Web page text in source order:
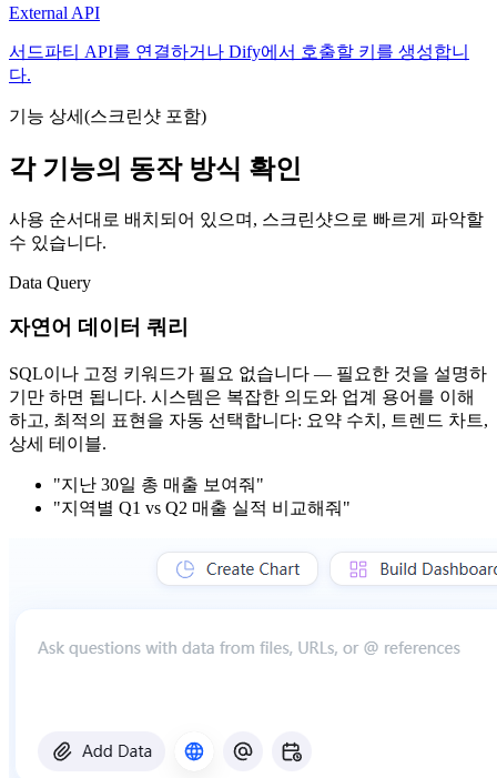
External API
서드파티 API를 연결하거나 Dify에서 호출할 키를 생성합니
다.
기능 상세(스크린샷 포함)
각 기능의 동작 방식 확인
사용 순서대로 배치되어 있으며, 스크린샷으로 빠르게 파악할
수 있습니다.
Data Query
자연어 데이터 쿼리
SQL이나 고정 키워드가 필요 없습니다 — 필요한 것을 설명하
기만 하면 됩니다. 시스템은 복잡한 의도와 업계 용어를 이해
하고, 최적의 표현을 자동 선택합니다: 요약 수치, 트렌드 차트,
상세 테이블.
"지난 30일 총 매출 보여줘"
"지역별 Q1 vs Q2 매출 실적 비교해줘"